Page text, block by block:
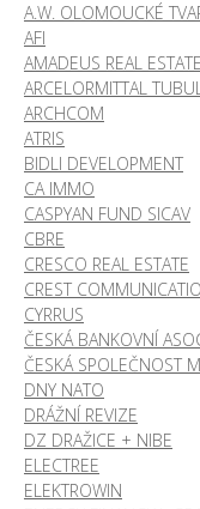
A.W. OLOMOUCKÉ
AFI
AMADEUS REAL ESTATE
ARCELORMITTAL
ARCHCOM
ATRIS
BIDLI DEVELOPMENT
CA IMMO
CASPYAN FUND SICAV
CBRE
CRESCO REAL ESTATE
CREST
CYRRUS
ČESKÁ BANKOVNÍ
ČESKÁ SPOLEČNOST
DNY NATO
DRÁŽNÍ REVIZE
DZ DRAŽICE + NIBE
ELECTREE
ELEKTROWIN